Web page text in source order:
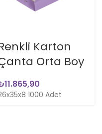
Karton
Orta Boy
1000 Adet